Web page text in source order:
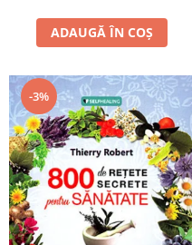
ADAUGĂ ÎN COȘ
-3%